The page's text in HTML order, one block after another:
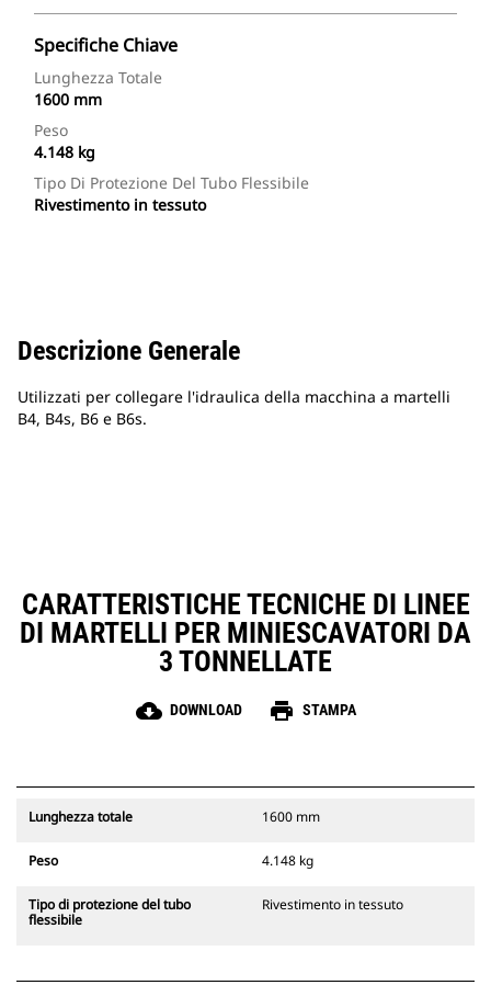
Specifiche Chiave
Lunghezza Totale
1600 mm
Peso
4.148 kg
Tipo Di Protezione Del Tubo Flessibile
Rivestimento in tessuto
Descrizione Generale
Utilizzati per collegare l'idraulica della macchina a martelli
B4, B4s, B6 e B6s.
CARATTERISTICHE TECNICHE DI LINEE
DI MARTELLI PER MINIESCAVATORI DA
3 TONNELLATE
cloud_download DOWNLOAD print STAMPA
Lunghezza totale 1600 mm
Peso 4.148 kg
Tipo di protezione del tubo
flessibile
Rivestimento in tessuto